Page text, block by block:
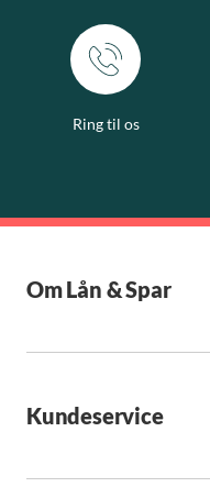
Ring til os
Om Lån & Spar
Kundeservice